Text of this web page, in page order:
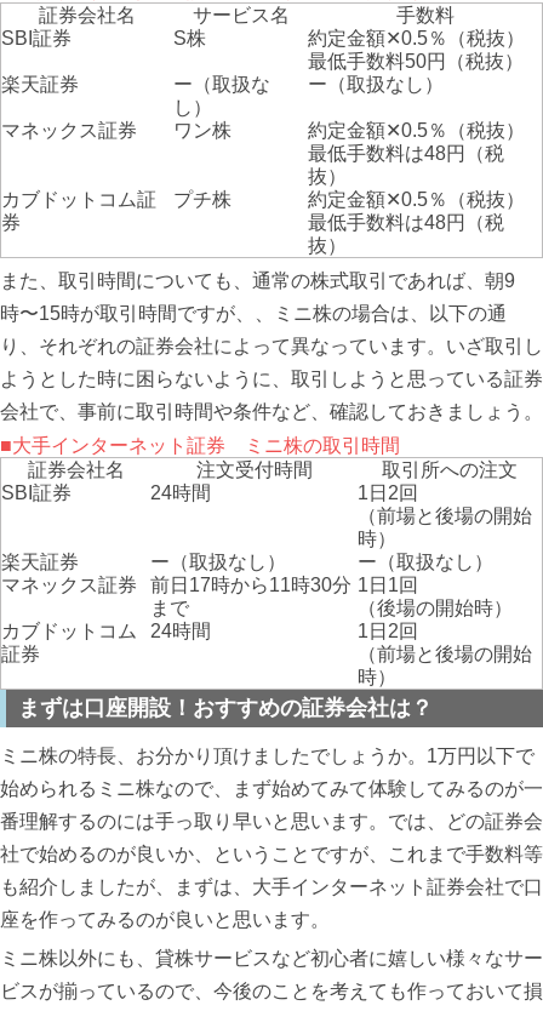
証券会社名
サービス名
手数料
SBI証券
S株
約定金額✕0.5％（税抜）
最低手数料50円（税抜）
楽天証券
ー（取扱な
し）
ー（取扱なし）
マネックス証券 ワン株
約定金額✕0.5％（税抜）
最低手数料は48円（税
抜）
カブドットコム証
券
プチ株
約定金額✕0.5％（税抜）
最低手数料は48円（税
抜）
また、取引時間についても、通常の株式取引であれば、朝9
時〜15時が取引時間ですが、、ミニ株の場合は、以下の通
り、それぞれの証券会社によって異なっています。いざ取引し
ようとした時に困らないように、取引しようと思っている証券
会社で、事前に取引時間や条件など、確認しておきましょう。
■大手インターネット証券 ミニ株の取引時間
証券会社名
注文受付時間
取引所への注文
SBI証券
24時間
1日2回
（前場と後場の開始
時）
楽天証券
ー（取扱なし）
ー（取扱なし）
マネックス証券
前日17時から11時30分
まで
1日1回
（後場の開始時）
カブドットコム
証券
24時間
1日2回
（前場と後場の開始
時）
まずは口座開設！おすすめの証券会社は？
ミニ株の特長、お分かり頂けましたでしょうか。1万円以下で
始められるミニ株なので、まず始めてみて体験してみるのが一
番理解するのには手っ取り早いと思います。では、どの証券会
社で始めるのが良いか、ということですが、これまで手数料等
も紹介しましたが、まずは、大手インターネット証券会社で口
座を作ってみるのが良いと思います。
ミニ株以外にも、貸株サービスなど初心者に嬉しい様々なサー
ビスが揃っているので、今後のことを考えても作っておいて損